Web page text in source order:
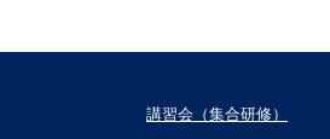
講習会（集合研修）